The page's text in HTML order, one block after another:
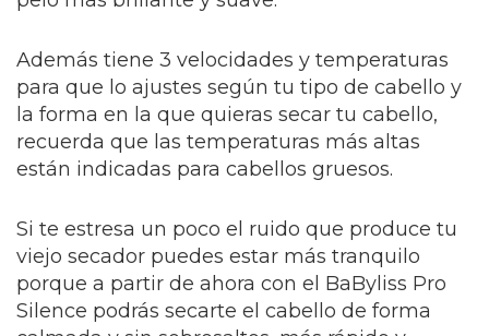
Además tiene 3 velocidades y temperaturas
para que lo ajustes según tu tipo de cabello y
la forma en la que quieras secar tu cabello,
recuerda que las temperaturas más altas
están indicadas para cabellos gruesos.
Si te estresa un poco el ruido que produce tu
viejo secador puedes estar más tranquilo
porque a partir de ahora con el BaByliss Pro
Silence podrás secarte el cabello de forma